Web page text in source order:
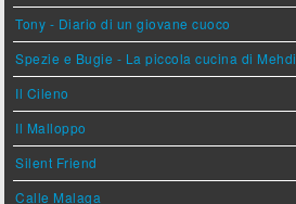
Tony - Diario di un giovane cuoco
Spezie e Bugie - La piccola cucina di Mehdi
Il Cileno
Il Malloppo
Silent Friend
Calle Malaga